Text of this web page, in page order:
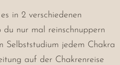
in 2 verschiedenen
du nur mal reinschnuppern
Selbststudium jedem Chakra
auf der Chakrenreise